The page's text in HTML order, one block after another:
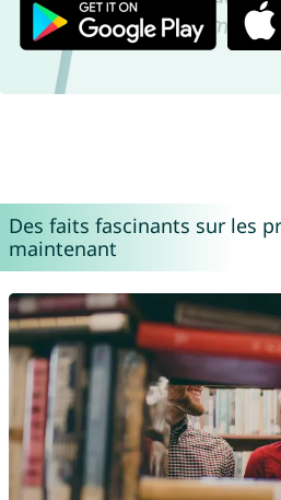
Des faits fascinants sur les
maintenant